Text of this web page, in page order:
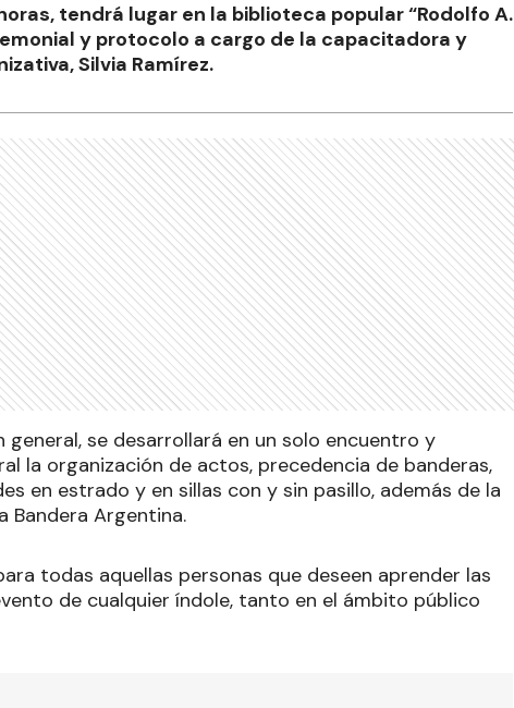
tendrá lugar en la biblioteca popular “Rodolfo A.
y protocolo a cargo de la capacitadora y
Silvia Ramírez.
se desarrollará en un solo encuentro y
la organización de actos, precedencia de banderas,
en estrado y en sillas con y sin pasillo, además de la
Argentina.
todas aquellas personas que deseen aprender las
de cualquier índole, tanto en el ámbito público